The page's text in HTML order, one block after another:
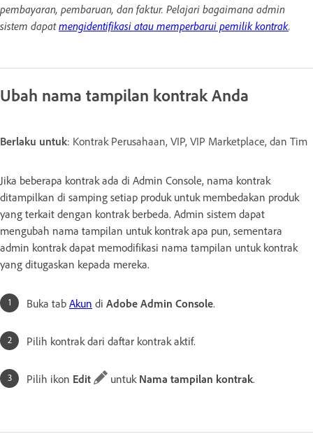
pembayaran, pembaruan, dan faktur. Pelajari bagaimana admin
sistem dapatmengidentifikasi atau memperbarui pemilik kontrak.
Ubah nama tampilan kontrak Anda
Berlaku untuk: Kontrak Perusahaan, VIP, VIP Marketplace, dan Tim
Jika beberapa kontrak ada di Admin Console, nama kontrak
ditampilkan di samping setiap produk untuk membedakan produk
yang terkait dengan kontrak berbeda. Admin sistem dapat
mengubah nama tampilan untuk kontrak apa pun, sementara
admin kontrak dapat memodifikasi nama tampilan untuk kontrak
yang ditugaskan kepada mereka.
Buka tab Akun di Adobe Admin Console.
Pilih kontrak dari daftar kontrak aktif.
Pilih ikon Edit untuk Nama tampilan kontrak.